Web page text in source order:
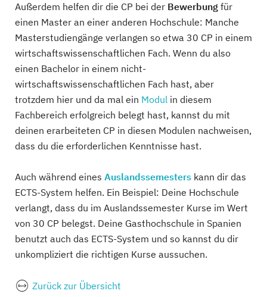
Außerdem helfen dir die CP bei der Bewerbung für
einen Master an einer anderen Hochschule: Manche
Masterstudiengänge verlangen so etwa 30 CP in einem
wirtschaftswissenschaftlichen Fach. Wenn du also
einen Bachelor in einem nicht-
wirtschaftswissenschaftlichen Fach hast, aber
trotzdem hier und da mal ein Modul in diesem
Fachbereich erfolgreich belegt hast, kannst du mit
deinen erarbeiteten CP in diesen Modulen nachweisen,
dass du die erforderlichen Kenntnisse hast.
Auch während eines Auslandssemesters kann dir das
ECTS-System helfen. Ein Beispiel: Deine Hochschule
verlangt, dass du im Auslandssemester Kurse im Wert
von 30 CP belegst. Deine Gasthochschule in Spanien
benutzt auch das ECTS-System und so kannst du dir
unkompliziert die richtigen Kurse aussuchen.
Zurück zur Übersicht